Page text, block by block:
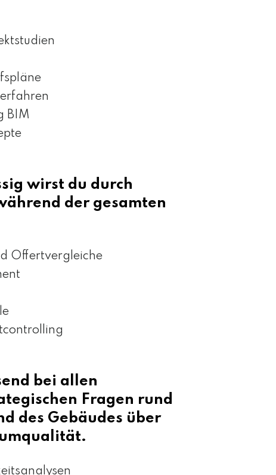
BIM
wirst du durch
der gesamten
Offertvergleiche
bei allen
Fragen rund
des Gebäudes über